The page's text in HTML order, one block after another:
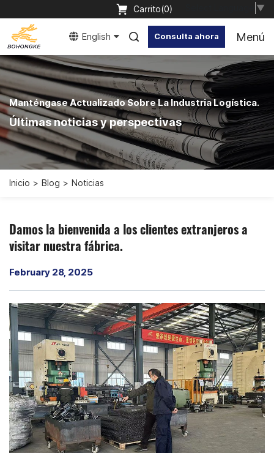
▼
Carrito(0)
Consulta ahora
English Menú
Manténgase Actualizado Sobre La Industria Logística.
Últimas noticias y perspectivas
Inicio Blog Noticias
Damos la bienvenida a los clientes extranjeros a
visitar nuestra fábrica.
February 28, 2025